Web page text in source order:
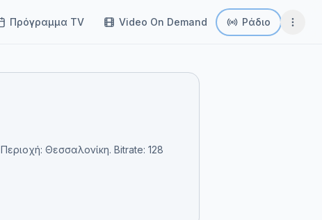
Πρόγραμμα TV Video On Demand Ράδιο
Θεσσαλονίκη. Bitrate: 128